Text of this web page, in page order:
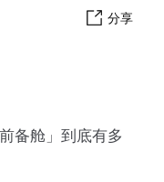
分享
备舱」到底有多